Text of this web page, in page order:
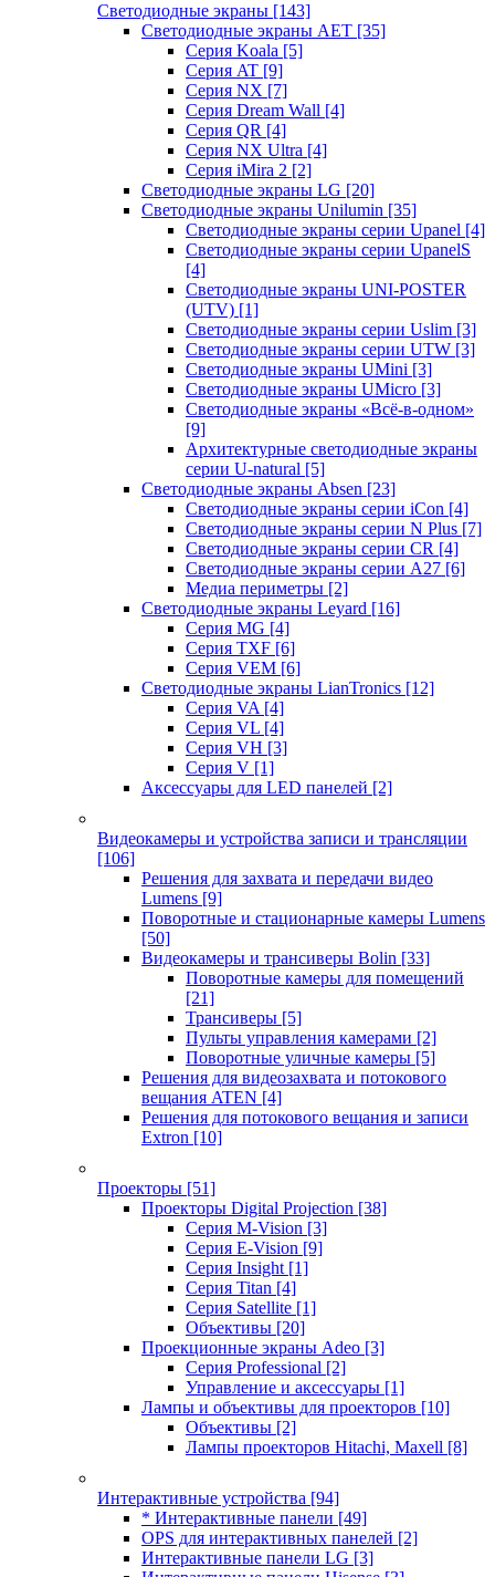
Светодиодные экраны [143]
Светодиодные экраны AET [35]
Cерия Koala [5]
Серия AT [9]
Серия NX [7]
Серия Dream Wall [4]
Серия QR [4]
Серия NX Ultra [4]
Серия iMira 2 [2]
Светодиодные экраны LG [20]
Светодиодные экраны Unilumin [35]
Светодиодные экраны серии Upanel [4]
Светодиодные экраны серии UpanelS
[4]
Светодиодные экраны UNI-POSTER
(UTV) [1]
Светодиодные экраны серии Uslim [3]
Светодиодные экраны серии UTW [3]
Светодиодные экраны UMini [3]
Светодиодные экраны UMicro [3]
Светодиодные экраны «Всё-в-одном»
[9]
Архитектурные светодиодные экраны
серии U-natural [5]
Светодиодные экраны Absen [23]
Светодиодные экраны серии iCon [4]
Светодиодные экраны серии N Plus [7]
Светодиодные экраны серии CR [4]
Светодиодные экраны серии А27 [6]
Медиа периметры [2]
Светодиодные экраны Leyard [16]
Серия MG [4]
Серия TXF [6]
Серия VEM [6]
Светодиодные экраны LianTronics [12]
Серия VA [4]
Серия VL [4]
Серия VH [3]
Серия V [1]
Аксессуары для LED панелей [2]
Видеокамеры и устройства записи и трансляции
[106]
Решения для захвата и передачи видео
Lumens [9]
Поворотные и стационарные камеры Lumens
[50]
Видеокамеры и трансиверы Bolin [33]
Поворотные камеры для помещений
[21]
Трансиверы [5]
Пульты управления камерами [2]
Поворотные уличные камеры [5]
Решения для видеозахвата и потокового
вещания ATEN [4]
Решения для потокового вещания и записи
Extron [10]
Проекторы [51]
Проекторы Digital Projection [38]
Серия M-Vision [3]
Серия E-Vision [9]
Серия Insight [1]
Серия Titan [4]
Серия Satellite [1]
Объективы [20]
Проекционные экраны Adeo [3]
Серия Professional [2]
Управление и аксессуары [1]
Лампы и объективы для проекторов [10]
Объективы [2]
Лампы проекторов Hitachi, Maxell [8]
Интерактивные устройства [94]
* Интерактивные панели [49]
OPS для интерактивных панелей [2]
Интерактивные панели LG [3]